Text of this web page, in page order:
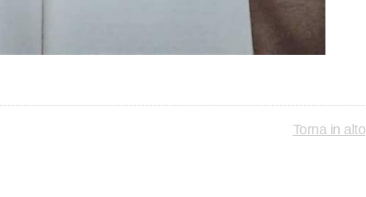
Torna in alto